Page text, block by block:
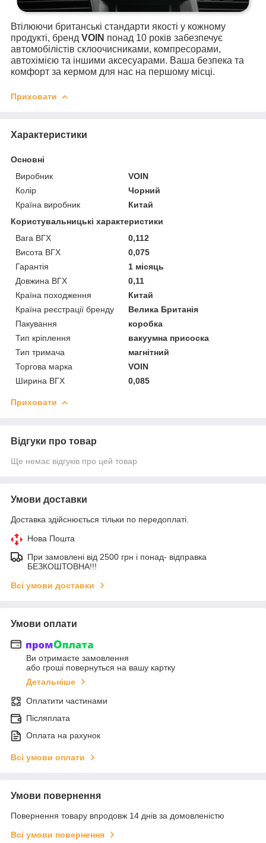
Втілюючи британські стандарти якості у кожному
продукті, бренд VOIN понад 10 років забезпечує
автомобілістів склоочисниками, компресорами,
автохімією та іншими аксесуарами. Ваша безпека та
комфорт за кермом для нас на першому місці.
Приховати
Характеристики
Основні
Виробник
VOIN
Колір
Чорний
Країна виробник
Китай
Користувальницькі характеристики
Вага ВГХ
0,112
Висота ВГХ
0,075
Гарантія
1 місяць
Довжина ВГХ
0,11
Країна походження
Китай
Країна реєстрації бренду
Велика Британія
Пакування
коробка
Тип кріплення
вакуумна присоска
Тип тримача
магнітний
Торгова марка
VOIN
Ширина ВГХ
0,085
Приховати
Відгуки про товар
Ще немає відгуків про цей товар
Умови доставки
Доставка здійснюється тільки по передоплаті.
Нова Пошта
При замовлені від 2500 грн і понад- відправка
БЕЗКОШТОВНА!!!
Всі умови доставки
Умови оплати
Ви отримаєте замовлення
або гроші повернуться на вашу картку
Детальніше
Оплатити частинами
Післяплата
Оплата на рахунок
Всі умови оплати
Умови повернення
Повернення товару впродовж 14 днів за домовленістю
Всі умови повернення